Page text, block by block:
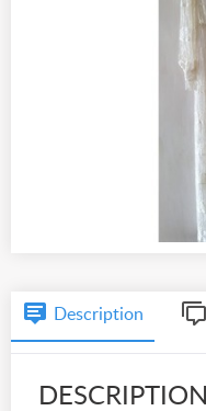
Description
DESCRIPTION